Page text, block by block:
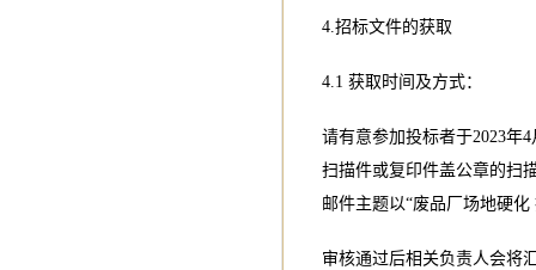
4.招标文件的获取
4.1 获取时间及方式：
请有意参加投标者于2023年
扫描件或复印件盖公章的扫
邮件主题以“废品厂场地硬
审核通过后相关负责人会将